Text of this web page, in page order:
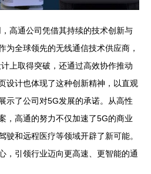
高通公司凭借其持续的技术创新与
为全球领先的无线通信技术供应商，
上取得突破，还通过高效协作推动
设计也体现了这种创新精神，以直观
示了公司对5G发展的承诺。从高性
，高通的努力不仅加速了5G的商业
驶和远程医疗等领域开辟了新可能。
，引领行业迈向更高速、更智能的通